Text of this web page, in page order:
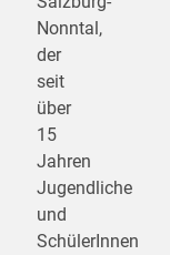
Nonntal,
der
seit
über
15
Jahren
Jugendliche
und
SchülerInnen